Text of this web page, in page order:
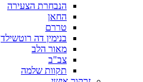
הנבחרת הצעירה
החאן
טררם
בנימין דה רוטשילד
מאור הלב
צב"ב
תקוות שלמה